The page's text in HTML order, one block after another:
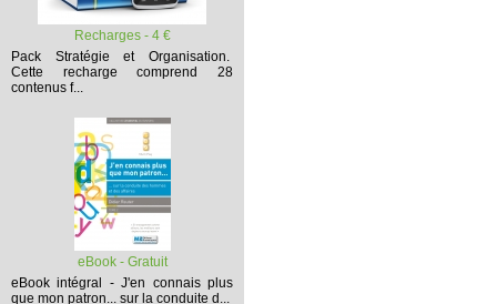
Recharges - 4 €
Pack Stratégie et Organisation.
Cette recharge comprend 28
contenus f...
eBook - Gratuit
eBook intégral - J'en connais plus
que mon patron... sur la conduite d...